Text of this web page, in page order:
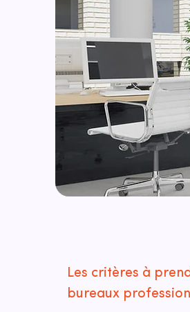
Les critères à
bureaux